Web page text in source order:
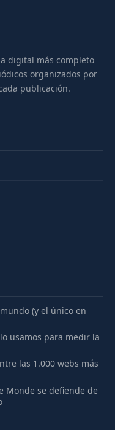
digital más completo
organizados por
publicación.
(y el único en
usamos para medir la
las 1.000 webs más
Monde se defiende de